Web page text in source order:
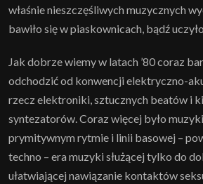
właśnie nieszczęśliwych muzycznych
bawiło się w piaskownicach, bądź uczyło
Jak dobrze wiemy w latach ’80 coraz
odchodzić od konwencji elektryczno-
rzecz elektroniki, sztucznych beatów i
syntezatorów. Coraz więcej było
prymitywnym rytmie i linii basowej –
techno – era muzyki służącej tylko do
ułatwiającej nawiązanie kontaktów